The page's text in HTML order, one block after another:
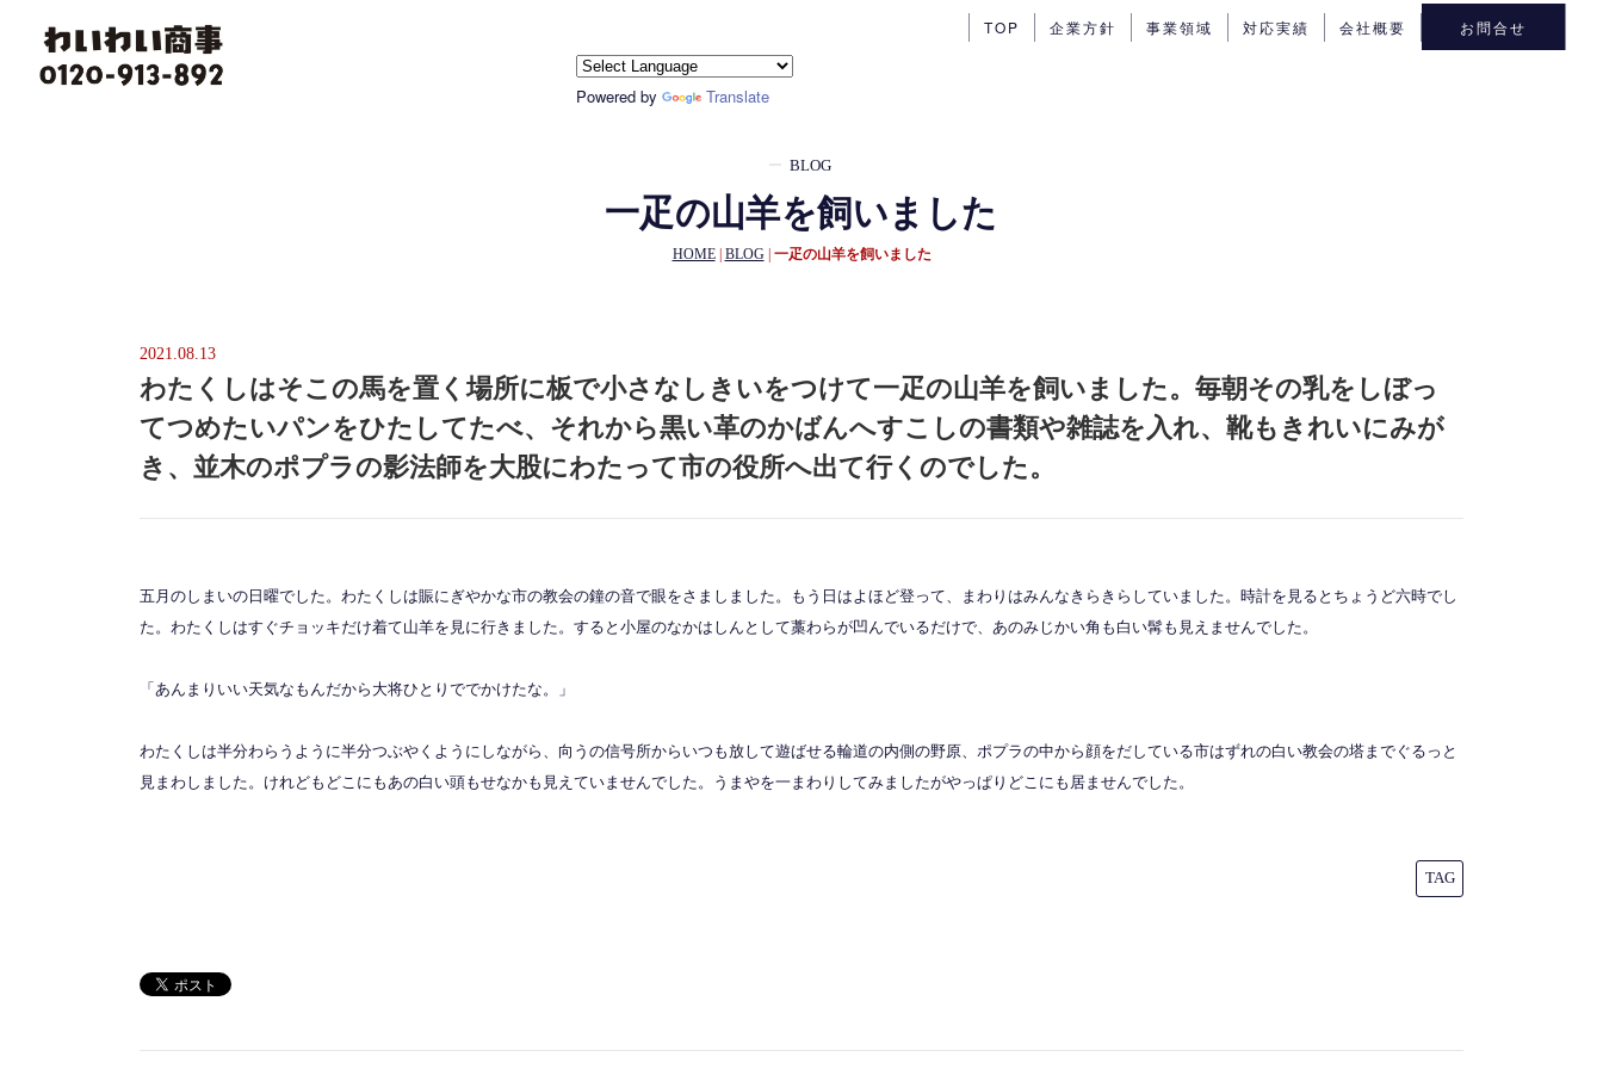
TOP 企業方針 事業領域 対応実績 会社概要 お問合せ
Powered by Translate
BLOG
一疋の山羊を飼いました
HOME| BLOG| 一疋の山羊を飼いました
2021.08.13
わたくしはそこの馬を置く場所に板で小さなしきいをつけて一疋の山羊を飼いました。毎朝その乳をしぼっ
てつめたいパンをひたしてたべ、それから黒い革のかばんへすこしの書類や雑誌を入れ、靴もきれいにみが
き、並木のポプラの影法師を大股にわたって市の役所へ出て行くのでした。
五月のしまいの日曜でした。わたくしは賑にぎやかな市の教会の鐘の音で眼をさましました。もう日はよほど登って、まわりはみんなきらきらしていました。時計を見るとちょうど六時でし
た。わたくしはすぐチョッキだけ着て山羊を見に行きました。すると小屋のなかはしんとして藁わらが凹んでいるだけで、あのみじかい角も白い髯も見えませんでした。
「あんまりいい天気なもんだから大将ひとりででかけたな。」
わたくしは半分わらうように半分つぶやくようにしながら、向うの信号所からいつも放して遊ばせる輪道の内側の野原、ポプラの中から顔をだしている市はずれの白い教会の塔までぐるっと
見まわしました。けれどもどこにもあの白い頭もせなかも見えていませんでした。うまやを一まわりしてみましたがやっぱりどこにも居ませんでした。
TAG